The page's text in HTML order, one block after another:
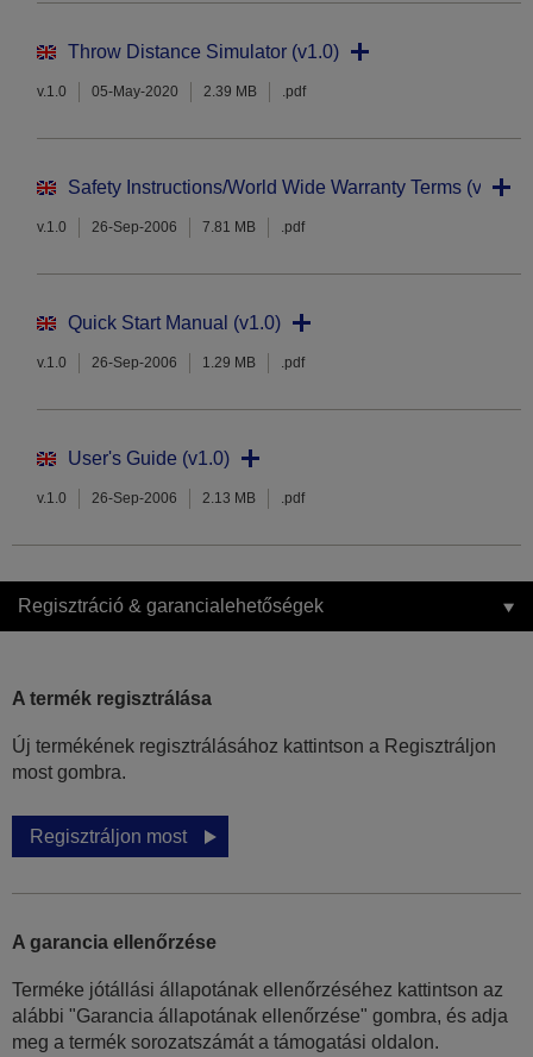
Throw Distance Simulator (v1.0)
v.1.0 05-May-2020 2.39 MB .pdf
Safety Instructions/World Wide Warranty Terms (v1.0)
v.1.0 26-Sep-2006 7.81 MB .pdf
Quick Start Manual (v1.0)
v.1.0 26-Sep-2006 1.29 MB .pdf
User's Guide (v1.0)
v.1.0 26-Sep-2006 2.13 MB .pdf
Regisztráció & garancialehetőségek
A termék regisztrálása
Új termékének regisztrálásához kattintson a Regisztráljon
most gombra.
Regisztráljon most
A garancia ellenőrzése
Terméke jótállási állapotának ellenőrzéséhez kattintson az
alábbi "Garancia állapotának ellenőrzése" gombra, és adja
meg a termék sorozatszámát a támogatási oldalon.